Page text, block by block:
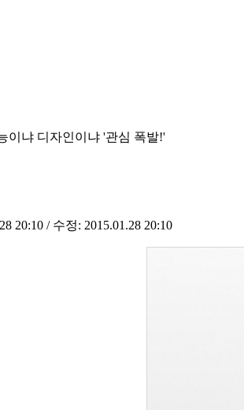
이냐 디자인이냐 '관심 폭발!'
20:10 / 수정: 2015.01.28 20:10